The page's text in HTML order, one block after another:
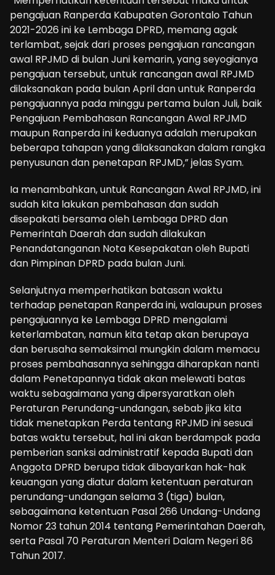
pengajuan Ranperda Kabupaten Gorontalo Tahun
2021-2026 ini ke Lembaga DPRD, memang agak
terlambat, sejak dari proses pengajuan rancangan
awal RPJMD di bulan Juni kemarin, yang seyogianya
pengajuan tersebut, untuk rancangan awal RPJMD
dilaksanakan pada bulan April dan untuk Ranperda
pengajuannya pada minggu pertama bulan Juli, baik
Pengajuan Pembahasan Rancangan Awal RPJMD
maupun Ranperda ini keduanya adalah merupakan
beberapa tahapan yang dilaksanakan dalam rangka
penyusunan dan penetapan RPJMD,” jelas Syam.
Ia menambahkan, untuk Rancangan Awal RPJMD, ini
sudah kita lakukan pembahasan dan sudah
disepakati bersama oleh Lembaga DPRD dan
Pemerintah Daerah dan sudah dilakukan
Penandatanganan Nota Kesepakatan oleh Bupati
dan Pimpinan DPRD pada bulan Juni.
Selanjutnya memperhatikan batasan waktu
terhadap penetapan Ranperda ini, walaupun proses
pengajuannya ke Lembaga DPRD mengalami
keterlambatan, namun kita tetap akan berupaya
dan berusaha semaksimal mungkin dalam memacu
proses pembahasannya sehingga diharapkan nanti
dalam Penetapannya tidak akan melewati batas
waktu sebagaimana yang dipersyaratkan oleh
Peraturan Perundang-undangan, sebab jika kita
tidak menetapkan Perda tentang RPJMD ini sesuai
batas waktu tersebut, hal ini akan berdampak pada
pemberian sanksi administratif kepada Bupati dan
Anggota DPRD berupa tidak dibayarkan hak-hak
keuangan yang diatur dalam ketentuan peraturan
perundang-undangan selama 3 (tiga) bulan,
sebagaimana ketentuan Pasal 266 Undang-Undang
Nomor 23 tahun 2014 tentang Pemerintahan Daerah,
serta Pasal 70 Peraturan Menteri Dalam Negeri 86
Tahun 2017.